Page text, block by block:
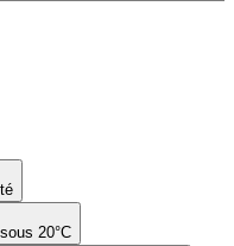
20°C